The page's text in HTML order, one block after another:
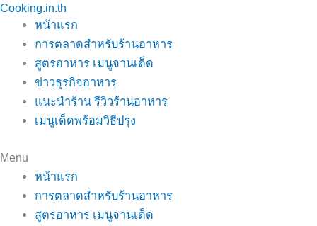
Skip
content
Cooking.in.th
หน้าแรก
การตลาดสำหรับร้านอาหาร
สูตรอาหาร เมนูจานเด็ด
ข่าวธุรกิจอาหาร
แนะนำร้าน รีวิวร้านอาหาร
เมนูเด็ดพร้อมวิธีปรุง
Menu
หน้าแรก
การตลาดสำหรับร้านอาหาร
สูตรอาหาร เมนูจานเด็ด